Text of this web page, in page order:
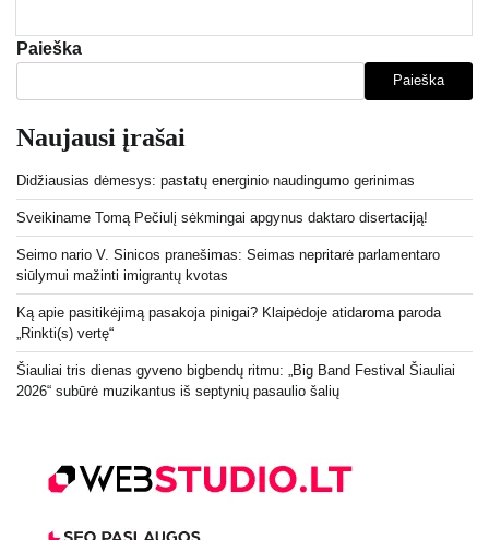
Paieška
Paieška
Naujausi įrašai
Didžiausias dėmesys: pastatų energinio naudingumo gerinimas
Sveikiname Tomą Pečiulį sėkmingai apgynus daktaro disertaciją!
Seimo nario V. Sinicos pranešimas: Seimas nepritarė parlamentaro
siūlymui mažinti imigrantų kvotas
Ką apie pasitikėjimą pasakoja pinigai? Klaipėdoje atidaroma paroda
„Rinkti(s) vertę“
Šiauliai tris dienas gyveno bigbendų ritmu: „Big Band Festival Šiauliai
2026“ subūrė muzikantus iš septynių pasaulio šalių